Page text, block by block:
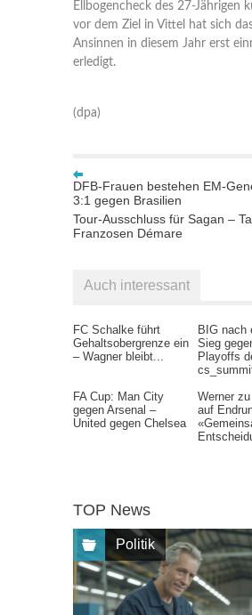
Ellbogencheck des 27-Jährigen
vor dem Ziel in Vittel hat sich
Ansinnen in diesem Jahr erst
erledigt.
(dpa)
DFB-Frauen bestehen EM-
3:1 gegen Brasilien
Tour-Ausschluss für Sagan –
Franzosen Démare
Auch interessant
FC Schalke führt
Gehaltsobergrenze ein
– Wagner bleibt...
BIG nach
Sieg
Playoffs
FA Cup: Man City
gegen Arsenal –
United gegen Chelsea
Werner
auf
TOP News
Politik